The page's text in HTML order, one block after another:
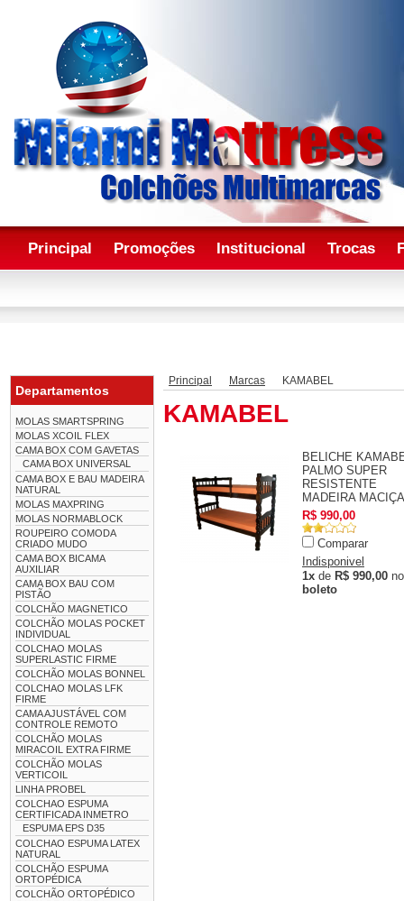
Principal Promoções Institucional Trocas
Departamentos
MOLAS SMARTSPRING
MOLAS XCOIL FLEX
CAMA BOX COM GAVETAS
CAMA BOX UNIVERSAL
CAMA BOX E BAU MADEIRA
NATURAL
MOLAS MAXPRING
MOLAS NORMABLOCK
ROUPEIRO COMODA
CRIADO MUDO
CAMA BOX BICAMA
AUXILIAR
CAMA BOX BAU COM
PISTÃO
COLCHÃO MAGNETICO
COLCHÃO MOLAS POCKET
INDIVIDUAL
COLCHAO MOLAS
SUPERLASTIC FIRME
COLCHÃO MOLAS BONNEL
COLCHAO MOLAS LFK
FIRME
CAMA AJUSTÁVEL COM
CONTROLE REMOTO
COLCHÃO MOLAS
MIRACOIL EXTRA FIRME
COLCHÃO MOLAS
VERTICOIL
LINHA PROBEL
COLCHAO ESPUMA
CERTIFICADA INMETRO
ESPUMA EPS D35
COLCHAO ESPUMA LATEX
NATURAL
COLCHÃO ESPUMA
ORTOPÉDICA
COLCHÃO ORTOPÉDICO
Principal Marcas KAMABEL
KAMABEL
BELICHE
PALMO SUPER
RESISTENTE
MADEIRA MACIÇA
R$ 990,00
Comparar
Indisponivel
1x de R$ 990,00 no
boleto